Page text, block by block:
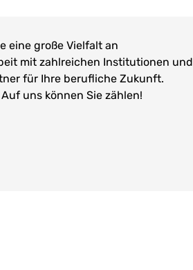
eine große Vielfalt an
mit zahlreichen Institutionen und
für Ihre berufliche Zukunft.
uns können Sie zählen!